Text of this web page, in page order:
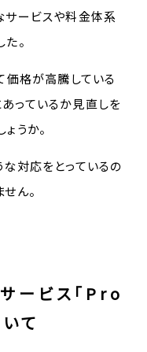
サービスや料金体系
。
価格が高騰している
っているか見直しを
うか。
対応をとっているの
ん。
ービス「Pro
て